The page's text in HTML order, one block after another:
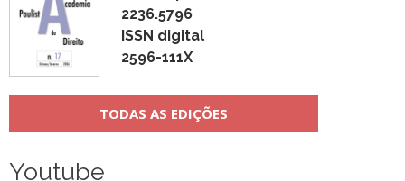
2236.5796
ISSN digital
2596-111X
TODAS AS EDIÇÕES
Youtube